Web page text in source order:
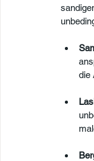
die